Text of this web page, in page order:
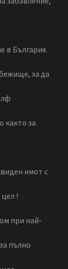
в България.
за да
както за
имот с
!
при най-
пълно